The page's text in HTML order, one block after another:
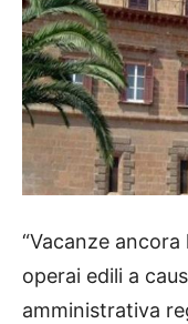
“Vacanze
operai edili a
amministrativa